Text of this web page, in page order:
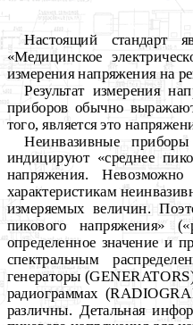
Настоящий стандарт
«Медицинское
измерения напряжения на
Результат измерения
приборов обычно
того, является это
Неинвазивные
индицируют «среднее
напряжения.
характеристикам
измеряемых величин.
пикового напряжения» («
определенное значение и
спектральным
генераторы
радиограммах
различны. Детальная